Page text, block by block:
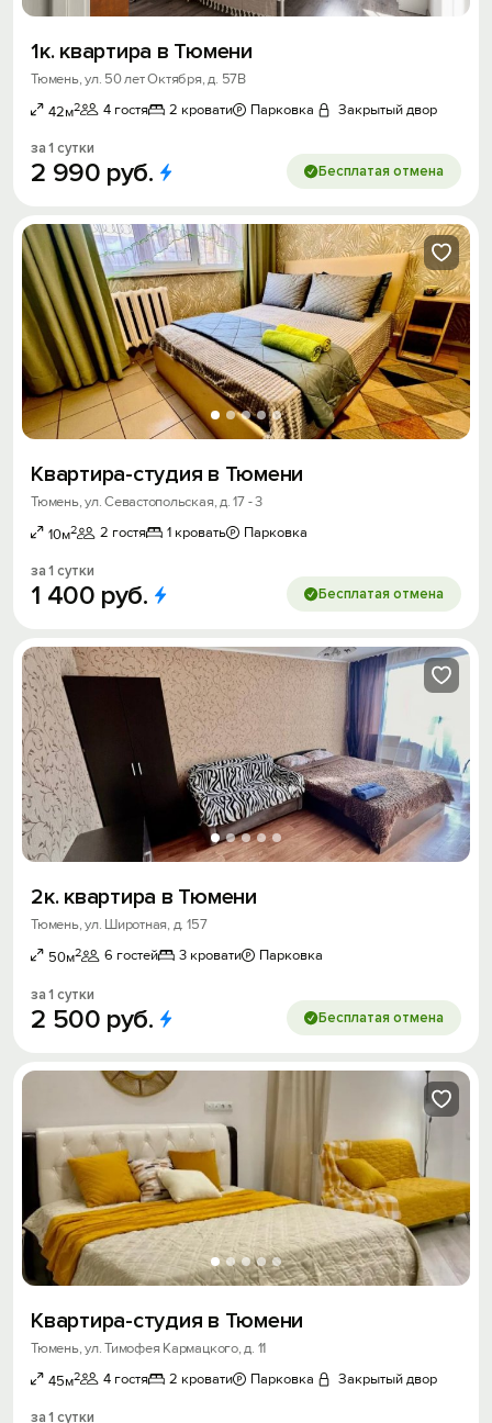
1к. квартира в Тюмени
Тюмень, ул. 50 лет Октября, д. 57В
42м2 4 гостя 2 кровати Парковка Закрытый двор
за 1 сутки
2 990 руб. Бесплатая отмена
Квартира-студия в Тюмени
Тюмень, ул. Севастопольская, д. 17 - 3
10м2 2 гостя 1 кровать Парковка
за 1 сутки
1 400 руб. Бесплатая отмена
2к. квартира в Тюмени
Тюмень, ул. Широтная, д. 157
50м2 6 гостей 3 кровати Парковка
за 1 сутки
2 500 руб. Бесплатая отмена
Квартира-студия в Тюмени
Тюмень, ул. Тимофея Кармацкого, д. 11
45м2 4 гостя 2 кровати Парковка Закрытый двор
за 1 сутки